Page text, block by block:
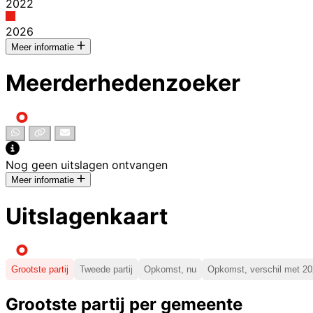
2022
2026
Partijnaam Zetels 2022
Meer informatie
Meerderhedenzoeker
Nog geen uitslagen ontvangen
Meer informatie
Uitslagenkaart
Grootste partij Tweede partij Opkomst, nu Opkomst, verschil met
Grootste partij per gemeente